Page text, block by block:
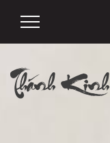
Thánh